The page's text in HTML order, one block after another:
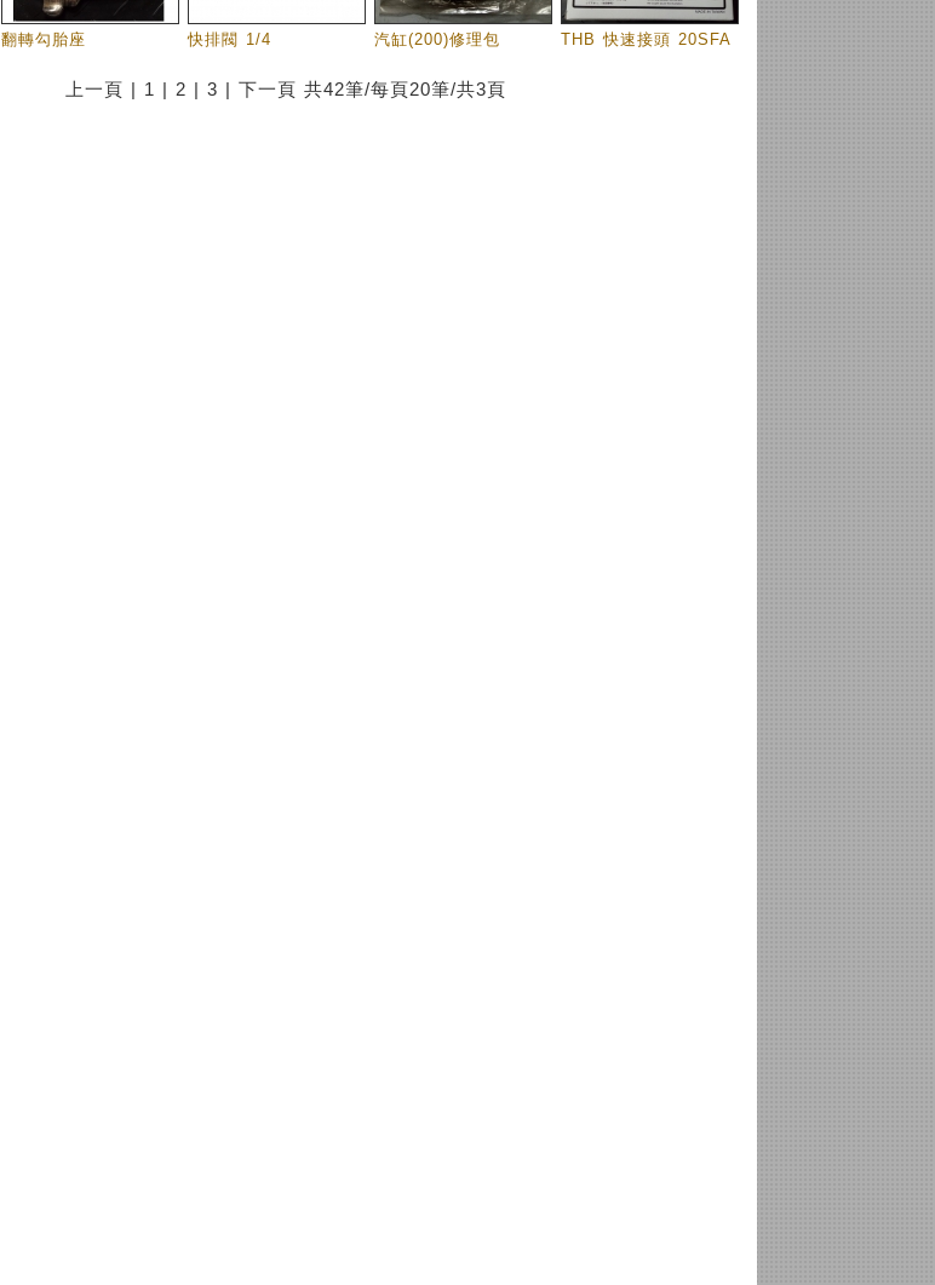
翻轉勾胎座 快排閥 1/4 汽缸(200)修理包 THB 快速接頭 20SFA
上一頁 | 1 | 2 | 3 | 下一頁 共42筆/每頁20筆/共3頁